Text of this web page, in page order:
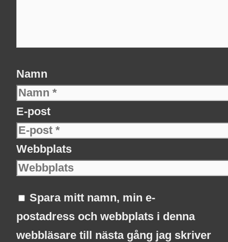
Namn
E-post
Webbplats
Spara mitt namn, min e-
postadress och webbplats i denna
webbläsare till nästa gång jag skriver